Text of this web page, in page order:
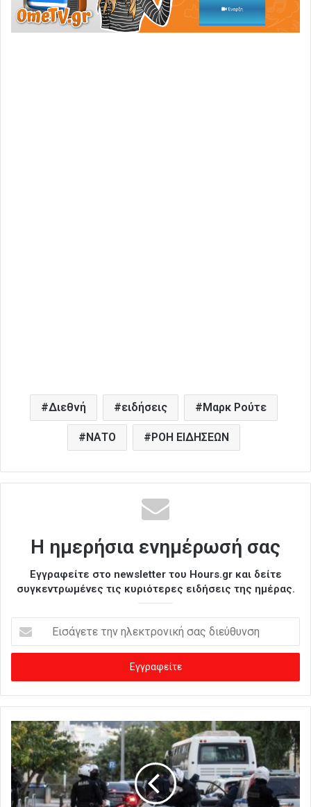
Διεθνή ειδήσεις Μαρκ Ρούτε
ΝΑΤΟ ΡΟΗ ΕΙΔΗΣΕΩΝ
Η ημερήσια ενημέρωσή σας
Εγγραφείτε στο newsletter του Hours.gr και δείτε
συγκεντρωμένες τις κυριότερες ειδήσεις της ημέρας.
σ
γ
ε
ε
τ
η
ν
η
λ